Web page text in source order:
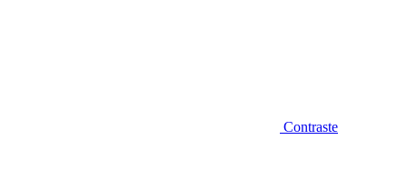
Contraste